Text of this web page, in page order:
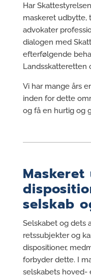
Har
maskeret udbytte,
advokater
dialogen med
efterfølgende
Landsskatteretten
Vi har mange års
inden for dette
og få en hurtig og
selskab
Selskabet og
retssubjekter og
dispositioner,
forbyder dette. I
selskabets hoved-